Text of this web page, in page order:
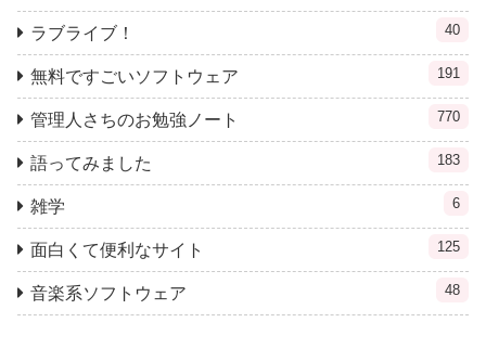
ラブライブ！ 40
無料ですごいソフトウェア 191
管理人さちのお勉強ノート 770
語ってみました 183
雑学 6
面白くて便利なサイト 125
音楽系ソフトウェア 48